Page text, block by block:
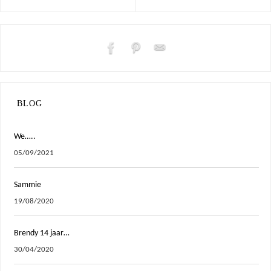
BLOG
We…..
05/09/2021
Sammie
19/08/2020
Brendy 14 jaar…
30/04/2020